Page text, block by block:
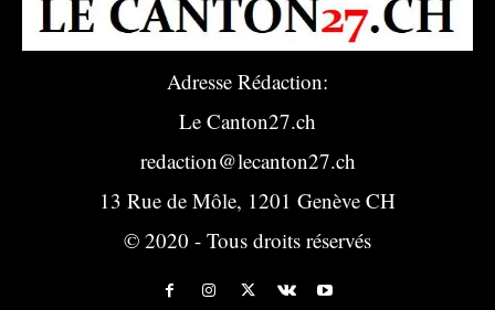
Adresse Rédaction:
Le Canton27.ch
redaction@lecanton27.ch
13 Rue de Môle, 1201 Genève CH
© 2020 - Tous droits réservés